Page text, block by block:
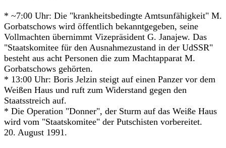
* ~7:00 Uhr: Die "krankheitsbedingte Amtsunfähigkeit" M.
Gorbatschows wird öffentlich bekanntgegeben, seine
Vollmachten übernimmt Vizepräsident G. Janajew. Das
"Staatskomitee für den Ausnahmezustand in der UdSSR"
besteht aus acht Personen die zum Machtapparat M.
Gorbatschows gehörten.
* 13:00 Uhr: Boris Jelzin steigt auf einen Panzer vor dem
Weißen Haus und ruft zum Widerstand gegen den
Staatsstreich auf.
* Die Operation "Donner", der Sturm auf das Weiße Haus
wird vom "Staatskomitee" der Putschisten vorbereitet.
20. August 1991.